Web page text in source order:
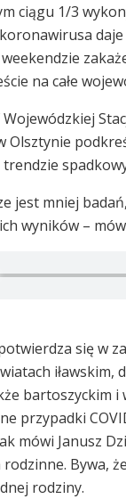
ciągu 1/3
na całe
Olsztynie
jest mniej
wyników –
się w
iławskim,
bartoszyckim i
przypadki
mówi Janusz
Bywa,
rodziny.